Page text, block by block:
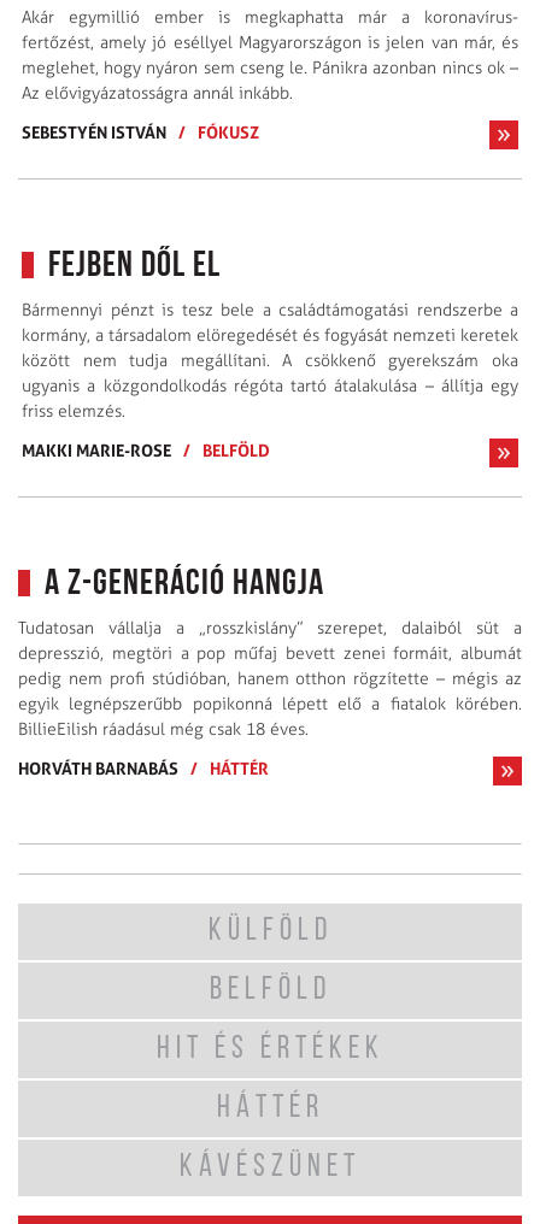
Akár egymillió ember is megkaphatta már a koronavírus-
fertőzést, amely jó eséllyel Magyarországon is jelen van már, és
meglehet, hogy nyáron sem cseng le. Pánikra azonban nincs ok –
Az elővigyázatosságra annál inkább.
SEBESTYÉN ISTVÁN / FÓKUSZ
Fejben dől el
Bármennyi pénzt is tesz bele a családtámogatási rendszerbe a
kormány, a társadalom elöregedését és fogyását nemzeti keretek
között nem tudja megállítani. A csökkenő gyerekszám oka
ugyanis a közgondolkodás régóta tartó átalakulása – állítja egy
friss elemzés.
MAKKI MARIE-ROSE / BELFÖLD
A Z-generáció hangja
Tudatosan vállalja a „rosszkislány” szerepet, dalaiból süt a
depresszió, megtöri a pop műfaj bevett zenei formáit, albumát
pedig nem profi stúdióban, hanem otthon rögzítette – mégis az
egyik legnépszerűbb popikonná lépett elő a fiatalok körében.
BillieEilish ráadásul még csak 18 éves.
HORVÁTH BARNABÁS / HÁTTÉR
KÜLFÖLD
BELFÖLD
HIT ÉS ÉRTÉKEK
HÁTTÉR
KÁVÉSZÜNET